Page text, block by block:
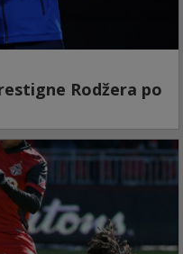
Rodžera po